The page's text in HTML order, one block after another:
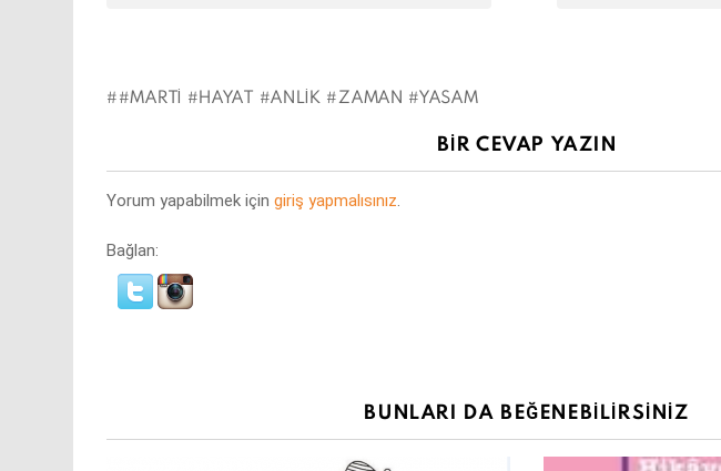
#MARTI #HAYAT #ANLIK #ZAMAN #YASAM
BIR CEVAP YAZIN
Yorum yapabilmek için giriş yapmalısınız.
Bağlan:
BUNLARI DA BEĞENEBILIRSINIZ